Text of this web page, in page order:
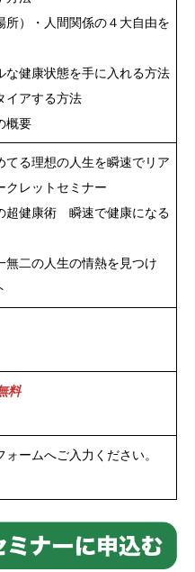
所）・人間関係の４大自由を
な健康状態を手に入れる方法
イアする方法
概要
てる理想の人生を瞬速でリア
クレットセミナー
超健康術 瞬速で健康になる
無二の人生の情熱を見つけ
料
ームへご入力ください。